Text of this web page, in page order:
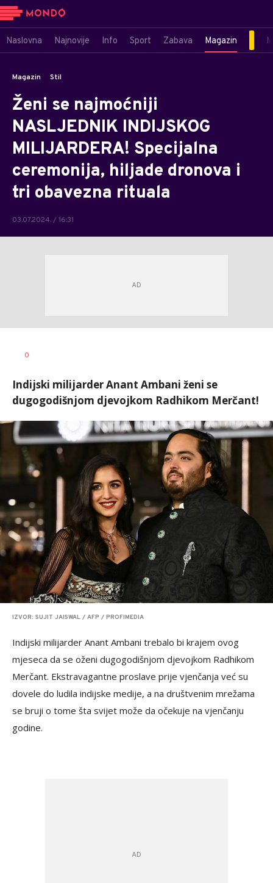
Naslovna Najnovije Info Sport Zabava Magazin
Magazin Stil
Ženi se najmoćniji
NASLJEDNIK INDIJSKOG
MILIJARDERA! Specijalna
ceremonija, hiljade dronova i
tri obavezna rituala
03.07.2024. / 16:31
AUTOR
0
Indijski milijarder Anant Ambani ženi se
dugogodišnjom djevojkom Radhikom Merčant!
IZVOR: SUJIT JAISWAL / AFP / PROFIMEDIA
Indijski milijarder Anant Ambani trebalo bi krajem ovog
mjeseca da se oženi dugogodišnjom djevojkom Radhikom
Merčant. Ekstravagantne proslave prije vjenčanja već su
dovele do ludila indijske medije, a na društvenim mrežama
se bruji o tome šta svijet može da očekuje na vjenčanju
godine.